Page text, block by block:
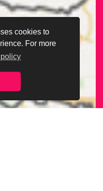
cookies to
For more